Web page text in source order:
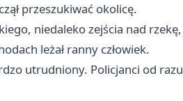
przeszukiwać okolicę.
niedaleko zejścia nad rzekę,
leżał ranny człowiek.
utrudniony. Policjanci od razu